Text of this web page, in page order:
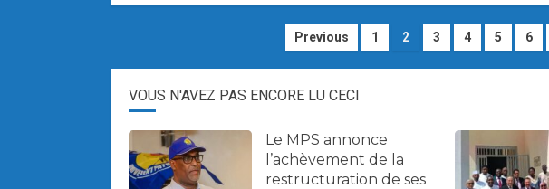
Navigation
des
articles
Previous 1 2 3 4 5 6
VOUS N'AVEZ PAS ENCORE LU CECI
Le MPS annonce
l’achèvement de la
restructuration de ses